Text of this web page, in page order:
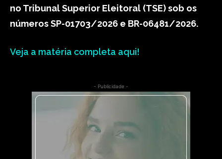
no Tribunal Superior Eleitoral (TSE) sob os
números SP-01703/2026 e BR-06481/2026.
Veja a matéria completa aqui!
- Publicidade -